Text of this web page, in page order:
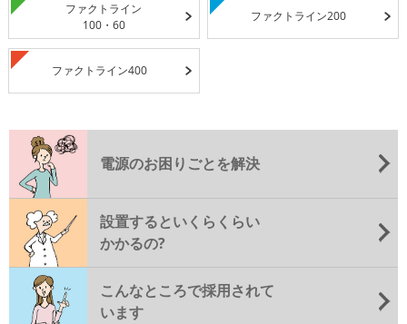
ファクトライン
100・60
ファクトライン200
ファクトライン400
電源のお困りごとを解決
設置するといくらくらい
かかるの?
こんなところで採用されて
います